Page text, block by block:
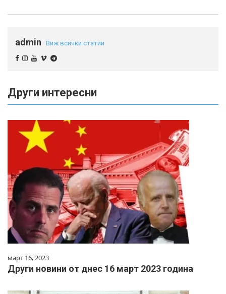
admin Виж всички статии
Други интересни
март 16, 2023
Други новини от днес 16 март 2023 година